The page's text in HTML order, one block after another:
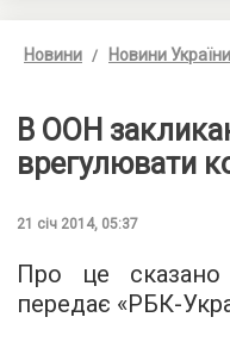
Новини Новини України
В ООН
врегулювати
21 січ 2014, 05:37
Про це
передає «РБК-